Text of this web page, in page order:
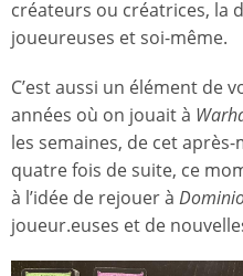
créateurs ou créatrices, la
joueureuses et soi-même.
C’est aussi un élément de
années où on jouait à
les semaines, de cet
quatre fois de suite, ce
à l’idée de rejouer à
joueur.euses et de